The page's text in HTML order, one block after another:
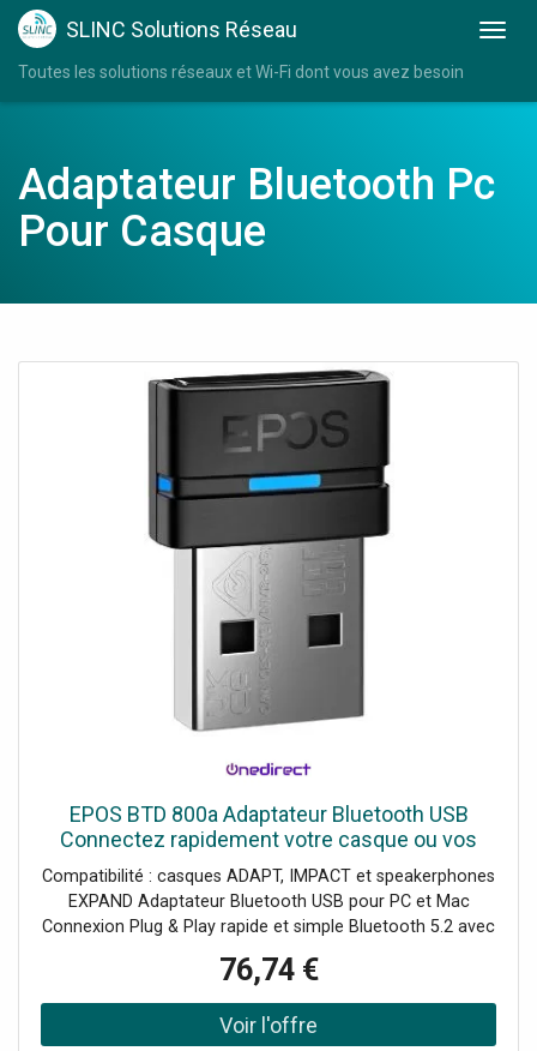
SLINC Solutions Réseau
Toutes les solutions réseaux et Wi-Fi dont vous avez besoin
Adaptateur Bluetooth Pc
Pour Casque
EPOS BTD 800a Adaptateur Bluetooth USB
Connectez rapidement votre casque ou vos
haut-parleurs Bluetooth EPOS à votre PC ou
Mac via USB et profitez
Compatibilité : casques ADAPT, IMPACT et speakerphones
EXPAND Adaptateur Bluetooth USB pour PC et Mac
Connexion Plug & Play rapide et simple Bluetooth 5.2 avec
Microsoft Teams avec les appareils EPOS compatibles
Son de haute qualité pour les appels et la musique
76,74 €